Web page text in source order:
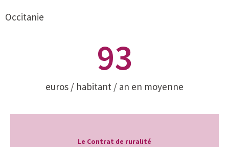
Occitanie
euros / habitant / an en moyenne
93
Le Contrat de ruralité